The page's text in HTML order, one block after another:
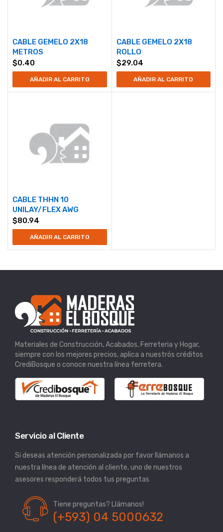
CABLE GEMELO 2X18
METROS
$0.40
AÑADIR AL CARRITO
CABLE GEMELO 2X18
ROLLO
$29.04
AÑADIR AL CARRITO
CABLE THHN 10
UNILAY/FLEX AWG
$80.94
AÑADIR AL CARRITO
Materiales de Construcción, Acabados, Ferreteria y Hogar,
siempre con los mejores precios, aplica a nuestrós créditos
CrediBosque o conoce nuestra línea ferretera.
Servicio al Cliente
Si deseas atención personalizada por favor llámanos a
nuestra línea de atención al cliente, uno de nuestros
asesores responderá todos tus preguntas
Tiene preguntas? Llámanos!
(+593) 04 5000632